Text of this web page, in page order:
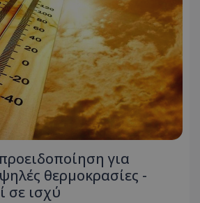
για
θερμοκρασίες -
σε ισχύ